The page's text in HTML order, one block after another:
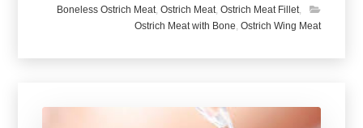
Boneless Ostrich Meat, Ostrich Meat, Ostrich Meat Fillet,
Ostrich Meat with Bone, Ostrich Wing Meat